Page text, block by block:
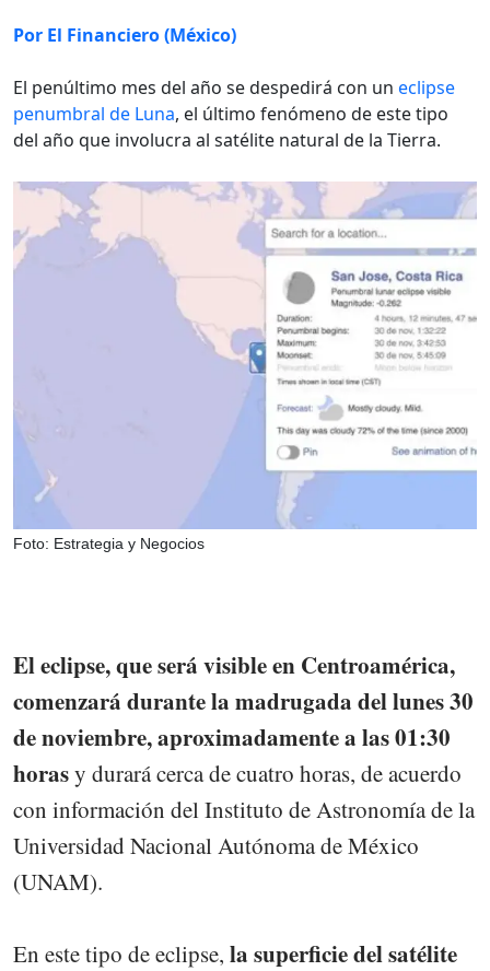
Por El Financiero (México)
El penúltimo mes del año se despedirá con un eclipse
penumbral de Luna, el último fenómeno de este tipo
del año que involucra al satélite natural de la Tierra.
Foto: Estrategia y Negocios
El eclipse, que será visible en Centroamérica,
comenzará durante la madrugada del lunes 30
de noviembre, aproximadamente a las 01:30
horasy durará cerca de cuatro horas, de acuerdo
con información del Instituto de Astronomía de la
Universidad Nacional Autónoma de México
(UNAM).
En este tipo de eclipse, la superficie del satélite